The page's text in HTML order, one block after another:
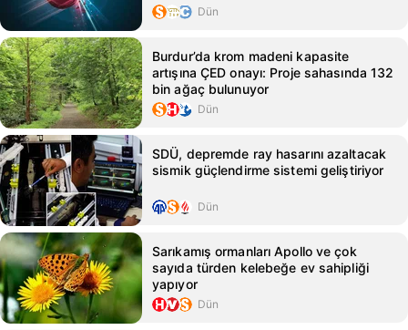
Dün
Burdur’da krom madeni kapasite
artışına ÇED onayı: Proje sahasında 132
bin ağaç bulunuyor
Dün
SDÜ, depremde ray hasarını azaltacak
sismik güçlendirme sistemi geliştiriyor
Dün
Sarıkamış ormanları Apollo ve çok
sayıda türden kelebeğe ev sahipliği
yapıyor
Dün